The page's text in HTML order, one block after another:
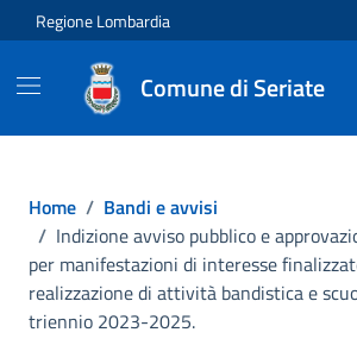
Vai ai contenuti
Vai al footer
Regione Lombardia
Comune di Seriate
Home / Bandi e avvisi
/ Indizione avviso pubblico e
per manifestazioni di interesse
realizzazione di attività bandistica e
triennio 2023-2025.